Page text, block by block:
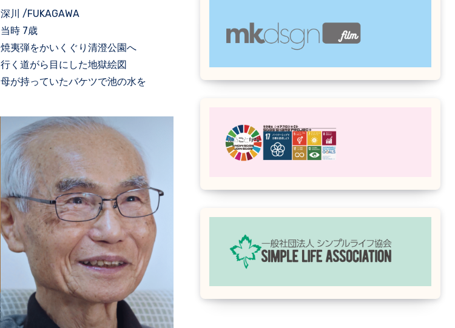
深川 /FUKAGAWA
当時 7歳
焼夷弾をかいくぐり清澄公園へ
行く道がら目にした地獄絵図
母が持っていたバケツで池の水を